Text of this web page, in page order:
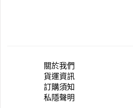
關於我們
貨運資訊
訂購須知
私隱聲明